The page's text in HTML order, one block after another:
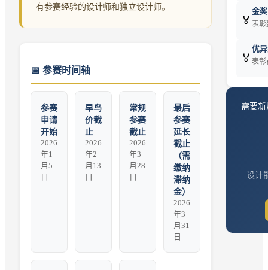
有参赛经验的设计师和独立设计师。
📅 参赛时间轴
参赛
申请
开始
2026
年1
月5
日
早鸟
价截
止
2026
年2
月13
日
常规
参赛
截止
2026
年3
月28
日
最后
参赛
延长
截止
（需
缴纳
滞纳
金）
2026
年3
月31
日
🏅
金
表彰
🏅
优
表彰
需要新
设计